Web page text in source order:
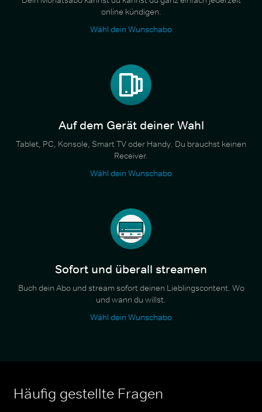
online kündigen.
Wähl dein Wunschabo
Auf dem Gerät deiner Wahl
Tablet, PC, Konsole, Smart TV oder Handy. Du brauchst keinen
Receiver.
Wähl dein Wunschabo
Sofort und überall streamen
Buch dein Abo und stream sofort deinen Lieblingscontent. Wo
und wann du willst.
Wähl dein Wunschabo
Häufig gestellte Fragen